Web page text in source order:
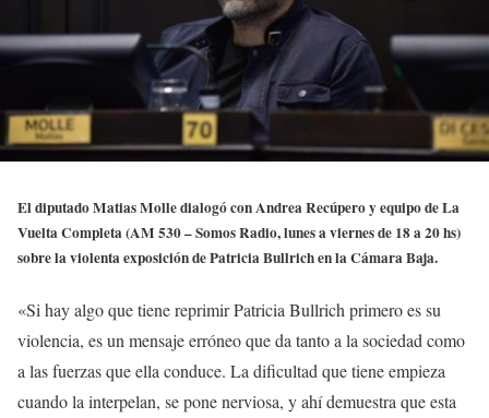
El diputado Matias Molle dialogó con Andrea Recúpero y equipo de La
Vuelta Completa (AM 530 – Somos Radio, lunes a viernes de 18 a 20 hs)
sobre la violenta exposición de Patricia Bullrich en la Cámara Baja.
«Si hay algo que tiene reprimir Patricia Bullrich primero es su
violencia, es un mensaje erróneo que da tanto a la sociedad como
a las fuerzas que ella conduce. La dificultad que tiene empieza
cuando la interpelan, se pone nerviosa, y ahí demuestra que esta